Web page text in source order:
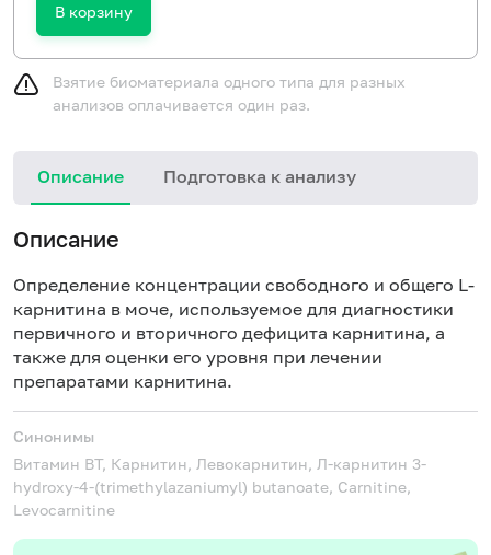
В корзину
Взятие биоматериала одного типа для разных
анализов оплачивается один раз.
Описание Подготовка к анализу
Описание
Определение концентрации свободного и общего L-
карнитина в моче, используемое для диагностики
первичного и вторичного дефицита карнитина, а
также для оценки его уровня при лечении
препаратами карнитина.
Синонимы
Витамин BT, Карнитин, Левокарнитин, Л-карнитин 3-
hydroxy-4-(trimethylazaniumyl) butanoate, Carnitine,
Levocarnitine